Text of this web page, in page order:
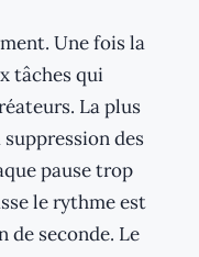
Une fois la
tâches qui
La plus
des
pause trop
le rythme est
de seconde. Le